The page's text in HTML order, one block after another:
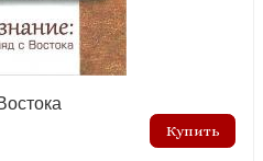
кожа, черненые обрезы
новинка